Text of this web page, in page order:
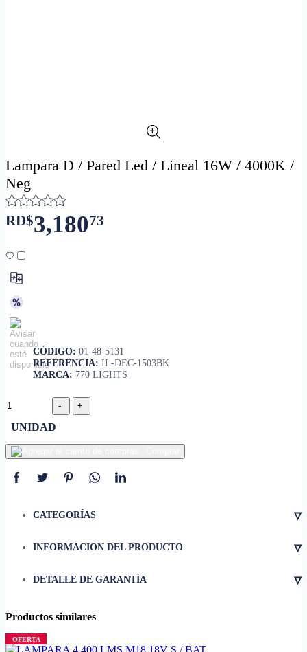
Lampara D / Pared Led / Lineal 16W / 4000K /
Neg
RD$3,18073
CÓDIGO: 01-48-5131
REFERENCIA: IL-DEC-1503BK
MARCA: 770 LIGHTS
UNIDAD
CATEGORÍAS ▿
INFORMACION DEL PRODUCTO ▿
• Tipo de luz
• Voltaje
• Amperaje
DETALLE DE GARANTÍA ▿
Productos similares
OFERTA